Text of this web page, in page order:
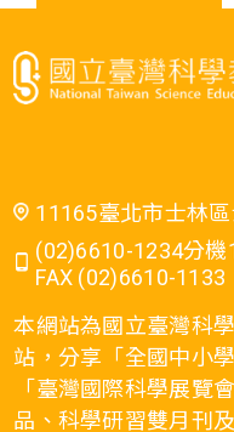
11165臺北市士林
(02)6610-1234分機
FAX (02)6610-1133
本網站為國立臺灣科
站，分享「全國中小
「臺灣國際科學展覽
品、科學研習雙月刊